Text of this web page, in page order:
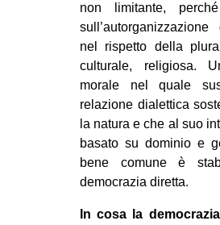
non limitante,
nel rispetto della
culturale, religiosa.
morale nel quale
relazione dialettica
la natura e che al suo
basato su dominio e
bene comune è
democrazia diretta.
In cosa la